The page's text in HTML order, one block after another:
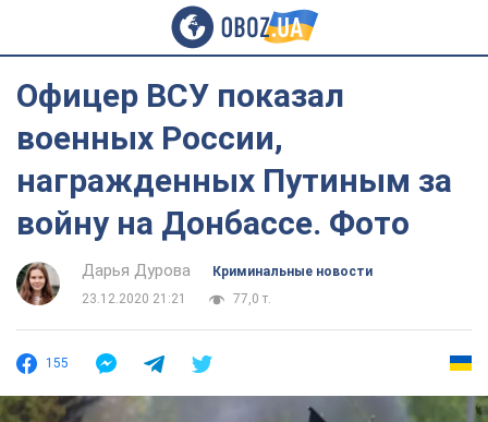
Офицер ВСУ показал
военных России,
награжденных Путиным за
войну на Донбассе. Фото
Дарья Дурова
Криминальные новости
23.12.2020 21:21
77,0 т.
155